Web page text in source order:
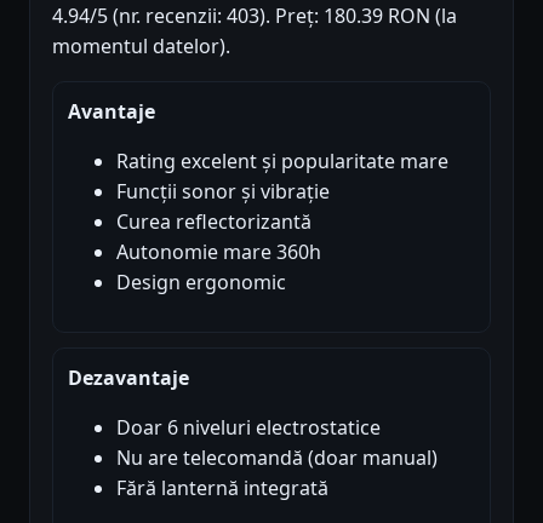
4.94/5 (nr. recenzii: 403). Preț: 180.39 RON (la
momentul datelor).
Avantaje
Rating excelent și popularitate mare
Funcții sonor și vibrație
Curea reflectorizantă
Autonomie mare 360h
Design ergonomic
Dezavantaje
Doar 6 niveluri electrostatice
Nu are telecomandă (doar manual)
Fără lanternă integrată